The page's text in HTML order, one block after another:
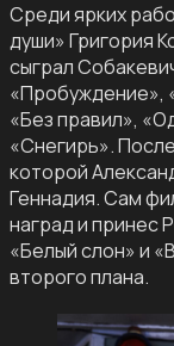
Среди ярких
души» Григория
сыграл
«Пробуждение»,
«Без правил»,
«Снегирь».
которой
Геннадия. Сам
наград и принес
«Белый слон» и
второго плана.